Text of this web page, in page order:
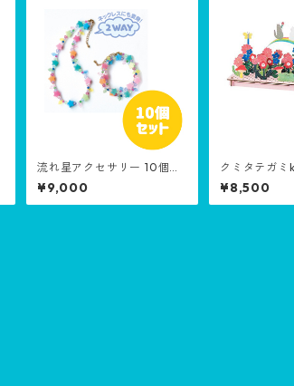
流れ星アクセサリー 10個セ
ット［生産終了品］
¥9,000
クミタテガ
you 10個セッ
品］
¥8,500